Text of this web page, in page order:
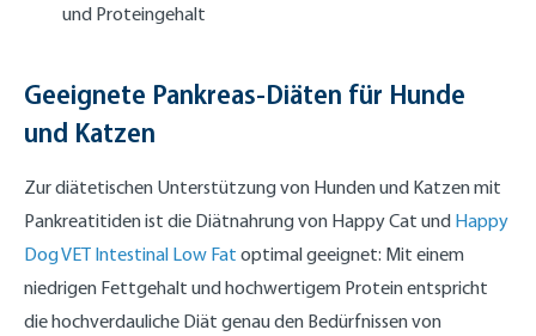
und Proteingehalt
Geeignete Pankreas-Diäten für Hunde
und Katzen
Zur diätetischen Unterstützung von Hunden und Katzen mit
Pankreatitiden ist die Diätnahrung von Happy Cat und Happy
Dog VET Intestinal Low Fat optimal geeignet: Mit einem
niedrigen Fettgehalt und hochwertigem Protein entspricht
die hochverdauliche Diät genau den Bedürfnissen von